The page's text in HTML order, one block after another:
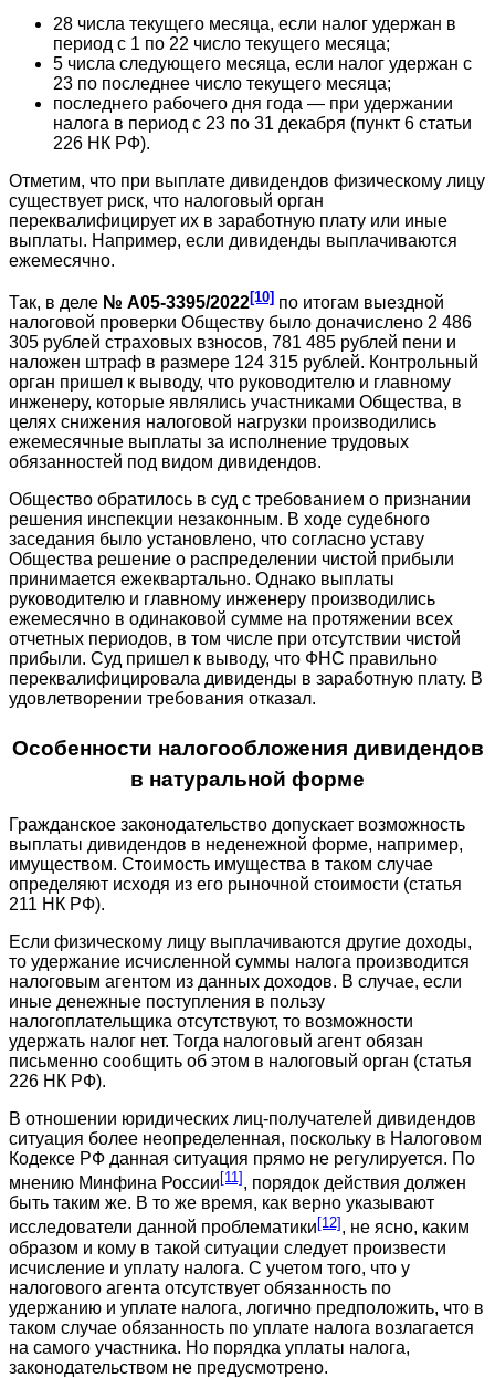
28 числа текущего месяца, если налог удержан в
период с 1 по 22 число текущего месяца;
5 числа следующего месяца, если налог удержан с
23 по последнее число текущего месяца;
последнего рабочего дня года — при удержании
налога в период с 23 по 31 декабря (пункт 6 статьи
226 НК РФ).
Отметим, что при выплате дивидендов физическому лицу
существует риск, что налоговый орган
переквалифицирует их в заработную плату или иные
выплаты. Например, если дивиденды выплачиваются
ежемесячно.
Так, в деле № А05-3395/2022[10] по итогам выездной
налоговой проверки Обществу было доначислено 2 486
305 рублей страховых взносов, 781 485 рублей пени и
наложен штраф в размере 124 315 рублей. Контрольный
орган пришел к выводу, что руководителю и главному
инженеру, которые являлись участниками Общества, в
целях снижения налоговой нагрузки производились
ежемесячные выплаты за исполнение трудовых
обязанностей под видом дивидендов.
Общество обратилось в суд с требованием о признании
решения инспекции незаконным. В ходе судебного
заседания было установлено, что согласно уставу
Общества решение о распределении чистой прибыли
принимается ежеквартально. Однако выплаты
руководителю и главному инженеру производились
ежемесячно в одинаковой сумме на протяжении всех
отчетных периодов, в том числе при отсутствии чистой
прибыли. Суд пришел к выводу, что ФНС правильно
переквалифицировала дивиденды в заработную плату. В
удовлетворении требования отказал.
Особенности налогообложения дивидендов
в натуральной форме
Гражданское законодательство допускает возможность
выплаты дивидендов в неденежной форме, например,
имуществом. Стоимость имущества в таком случае
определяют исходя из его рыночной стоимости (статья
211 НК РФ).
Если физическому лицу выплачиваются другие доходы,
то удержание исчисленной суммы налога производится
налоговым агентом из данных доходов. В случае, если
иные денежные поступления в пользу
налогоплательщика отсутствуют, то возможности
удержать налог нет. Тогда налоговый агент обязан
письменно сообщить об этом в налоговый орган (статья
226 НК РФ).
В отношении юридических лиц-получателей дивидендов
ситуация более неопределенная, поскольку в Налоговом
Кодексе РФ данная ситуация прямо не регулируется. По
мнению Минфина России [11] , порядок действия должен
быть таким же. В то же время, как верно указывают
исследователи данной проблематики[12], не ясно, каким
образом и кому в такой ситуации следует произвести
исчисление и уплату налога. С учетом того, что у
налогового агента отсутствует обязанность по
удержанию и уплате налога, логично предположить, что в
таком случае обязанность по уплате налога возлагается
на самого участника. Но порядка уплаты налога,
законодательством не предусмотрено.